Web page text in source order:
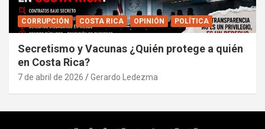
CORRUPCIÓN COSTA RICA OPINIÓN POLÍTICA
Secretismo y Vacunas ¿Quién protege a quién
en Costa Rica?
7 de abril de 2026 Gerardo Ledezma